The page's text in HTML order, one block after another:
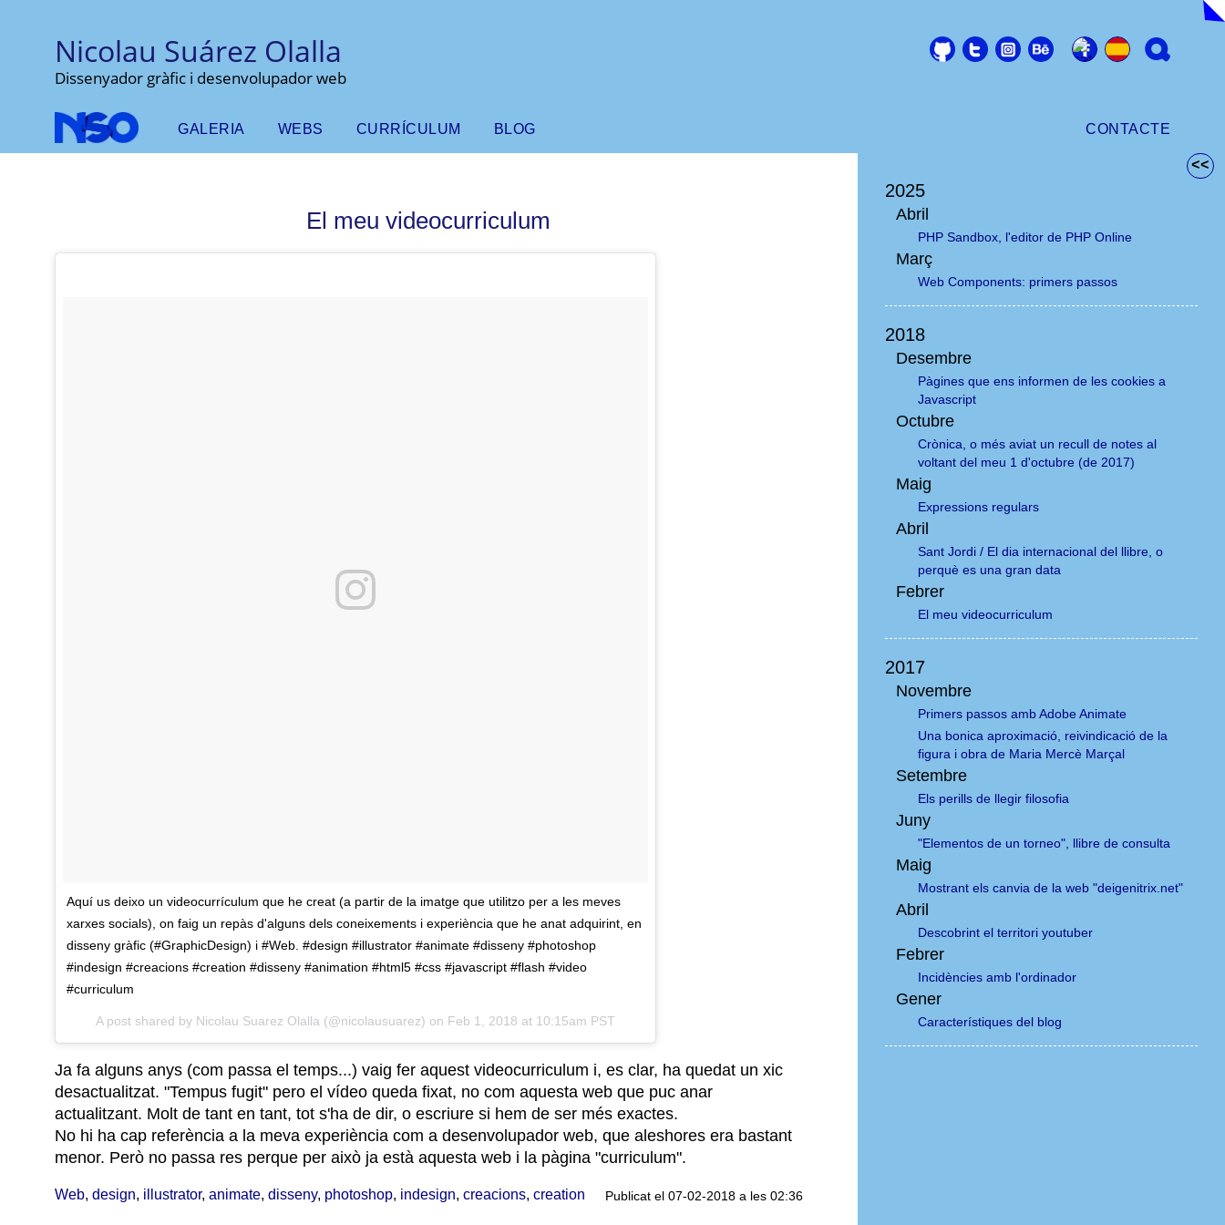
Nicolau Suárez Olalla
Dissenyador gràfic i desenvolupador web
GALERIA WEBS CURRÍCULUM BLOG CONTACTE
El meu videocurriculum
Aquí us deixo un videocurrículum que he creat (a partir de la imatge que utilitzo per a les meves
xarxes socials), on faig un repàs d'alguns dels coneixements i experiència que he anat adquirint, en
disseny gràfic (#GraphicDesign) i #Web. #design #illustrator #animate #disseny #photoshop
#indesign #creacions #creation #disseny #animation #html5 #css #javascript #flash #video
#curriculum
A post shared by Nicolau Suarez Olalla (@nicolausuarez) on Feb 1, 2018 at 10:15am PST
Ja fa alguns anys (com passa el temps...) vaig fer aquest videocurriculum i, es clar, ha quedat un xic
desactualitzat. "Tempus fugit" pero el vídeo queda fixat, no com aquesta web que puc anar
actualitzant. Molt de tant en tant, tot s'ha de dir, o escriure si hem de ser més exactes.
No hi ha cap referència a la meva experiència com a desenvolupador web, que aleshores era bastant
menor. Però no passa res perque per això ja està aquesta web i la pàgina "curriculum".
Web, design, illustrator, animate, disseny, photoshop, indesign, creacions, creation Publicat el 07-02-2018 a les 02:36
<<
2025
Abril
PHP Sandbox, l'editor de PHP Online
Març
Web Components: primers passos
2018
Desembre
Pàgines que ens informen de les cookies a
Javascript
Octubre
Crònica, o més aviat un recull de notes al
voltant del meu 1 d'octubre (de 2017)
Maig
Expressions regulars
Abril
Sant Jordi / El dia internacional del llibre, o
perquè es una gran data
Febrer
El meu videocurriculum
2017
Novembre
Primers passos amb Adobe Animate
Una bonica aproximació, reivindicació de la
figura i obra de Maria Mercè Marçal
Setembre
Els perills de llegir filosofia
Juny
"Elementos de un torneo", llibre de consulta
Maig
Mostrant els canvia de la web "deigenitrix.net"
Abril
Descobrint el territori youtuber
Febrer
Incidències amb l'ordinador
Gener
Característiques del blog